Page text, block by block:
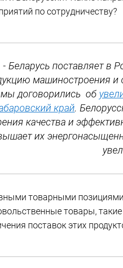
по сотрудничеству?
- Беларусь поставляет в
машиностроения и
мы договорились об
край.
качества и
их
товарными позициями
товары,
поставок этих